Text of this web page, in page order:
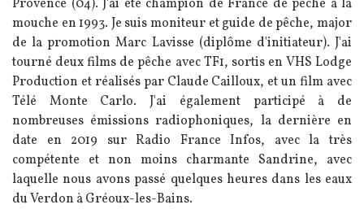
Provence (04). J'ai été champion de France de pêche à la
mouche en 1993. Je suis moniteur et guide de pêche, major
de la promotion Marc Lavisse (diplôme d'initiateur). J'ai
tourné deux films de pêche avec TF1, sortis en VHS Lodge
Production et réalisés par Claude Cailloux, et un film avec
Télé Monte Carlo. J'ai également participé à de
nombreuses émissions radiophoniques, la dernière en
date en 2019 sur Radio France Infos, avec la très
compétente et non moins charmante Sandrine, avec
laquelle nous avons passé quelques heures dans les eaux
du Verdon à Gréoux-les-Bains.